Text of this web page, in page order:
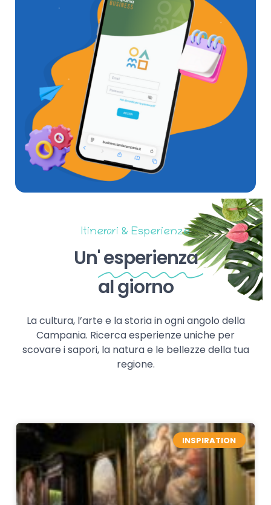
Itinerari & Esperienze
Un'esperienza
al giorno
La cultura, l’arte e la storia in ogni angolo della
Campania. Ricerca esperienze uniche per
scovare i sapori, la natura e le bellezze della tua
regione.
INSPIRATION